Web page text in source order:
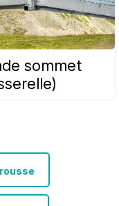
sommet